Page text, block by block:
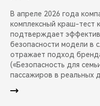
В апреле 2026 года
комплексный краш-тест
подтверждает
безопасности модели в
отражает подход
(«Безопасность для
пассажиров в реальных